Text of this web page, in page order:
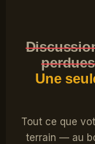
Une
Tout ce que
terrain — au